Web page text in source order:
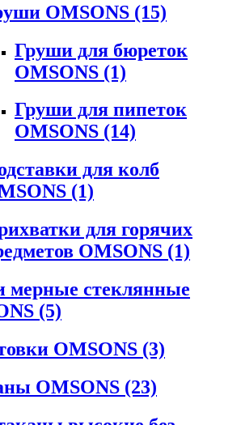
OMSONS (15)
Груши для бюреток
OMSONS (1)
Груши для пипеток
OMSONS (14)
для колб
(1)
для горячих
OMSONS (1)
мерные стеклянные
(5)
OMSONS (3)
OMSONS (23)